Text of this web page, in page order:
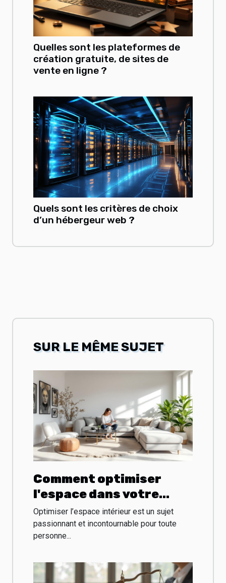
Quelles sont les plateformes de
création gratuite, de sites de
vente en ligne ?
Quels sont les critères de choix
d’un hébergeur web ?
SUR LE MÊME SUJET
Comment optimiser
l'espace dans votre
projet d'aménagement
intérieur ?
Optimiser l’espace intérieur est un sujet
passionnant et incontournable pour toute
personne...